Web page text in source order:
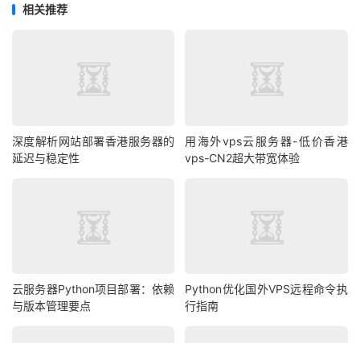
相关推荐
深度解析网站部署香港服务器的
延迟与稳定性
用海外vps云服务器-低价香港
vps-CN2超大带宽体验
云服务器Python项目部署：依赖
与版本管理要点
Python优化国外VPS远程命令执
行指南